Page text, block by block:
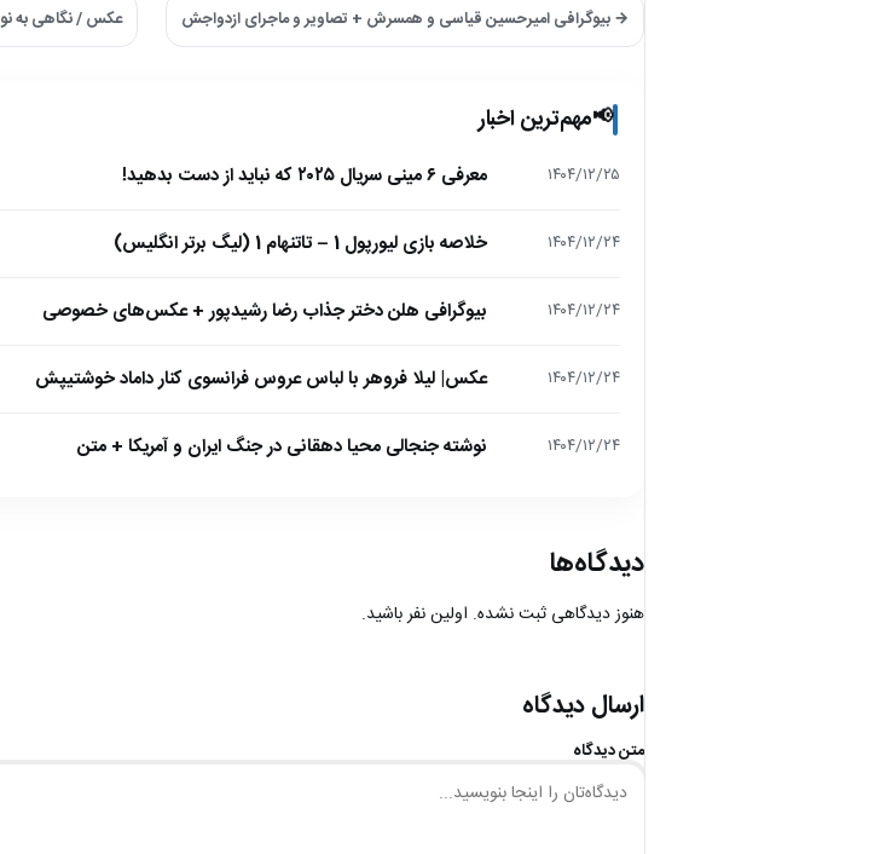
→ بیوگرافی امیرحسین قیاسی و همسرش + تصاویر و ماجرای ازدواجش عکس / نگاهی به
📢مهم‌ترین اخبار
۱۴۰۴/۱۲/۲۵ معرفی ۶ مینی سریال ۲۰۲۵ که نباید از دست بدهید!
۱۴۰۴/۱۲/۲۴ خلاصه بازی لیورپول 1 – تاتنهام 1 (لیگ برتر انگلیس)
۱۴۰۴/۱۲/۲۴ بیوگرافی هلن دختر جذاب رضا رشیدپور + عکس‌های خصوصی
۱۴۰۴/۱۲/۲۴ عکس| لیلا فروهر با لباس عروس فرانسوی کنار داماد خوشتیپش
۱۴۰۴/۱۲/۲۴ نوشته جنجالی محیا دهقانی در جنگ ایران و آمریکا + متن
دیدگاه‌ها
هنوز دیدگاهی ثبت نشده. اولین نفر باشید.
ارسال دیدگاه
متن دیدگاه